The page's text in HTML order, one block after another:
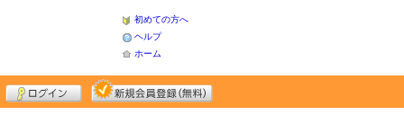
初めての方へ
ヘルプ
ホーム